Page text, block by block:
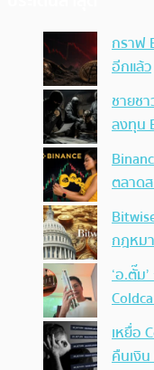
กราฟ
อีกแล้ว
ชายช
ลงทุน
ตลาด
กฎหม
‘อ.ตั๊ม
เหยื่อ
คืนเงิ